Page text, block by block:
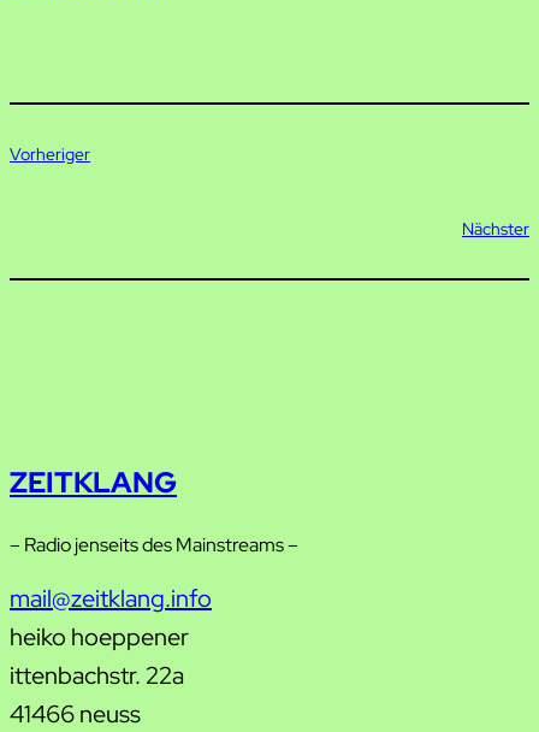
Vorheriger
Nächster
ZEITKLANG
– Radio jenseits des Mainstreams –
mail@zeitklang.info
heiko hoeppener
ittenbachstr. 22a
41466 neuss